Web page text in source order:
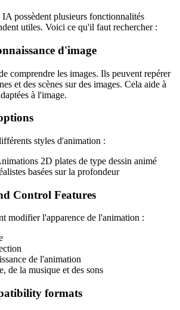
possèdent plusieurs fonctionnalités
utiles. Voici ce qu'il faut rechercher :
d'image
comprendre les images. Ils peuvent repérer
et des scènes sur des images. Cela aide à
à l'image.
styles d'animation :
2D plates de type dessin animé
basées sur la profondeur
Control Features
modifier l'apparence de l'animation :
de l'animation
de la musique et des sons
formats